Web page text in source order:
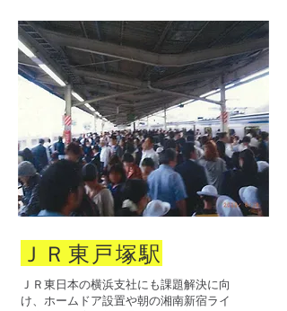
ＪＲ東戸塚駅
ＪＲ東日本の横浜支社にも課題解決に向
け、ホームドア設置や朝の湘南新宿ライ